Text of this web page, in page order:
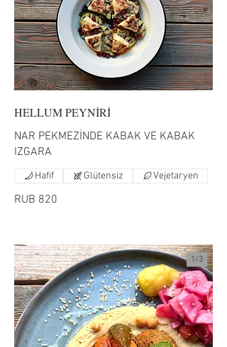
HELLUM PEYNİRİ
NAR PEKMEZİNDE KABAK VE KABAK
IZGARA
RUB 820
Hafif Glütensiz Vejetaryen
1/3